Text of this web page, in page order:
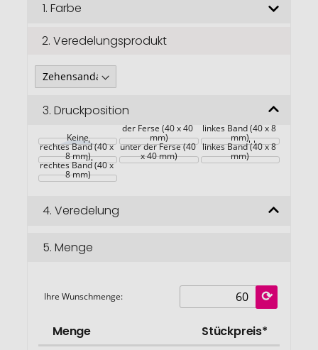
Bildgalerie
1. Farbe
2. Veredelungsprodukt
3. Druckposition
Keine
der Ferse (40 x 40
mm)
linkes Band (40 x 8
mm)
Linker Slipper -
rechtes Band (40 x
8 mm)
Rechte Sohle -
unter der Ferse (40
x 40 mm)
Rechter Slipper -
linkes Band (40 x 8
mm)
Rechter Slipper -
rechtes Band (40 x
8 mm)
4. Veredelung
5. Menge
Ihre Wunschmenge:
Menge
Stückpreis*